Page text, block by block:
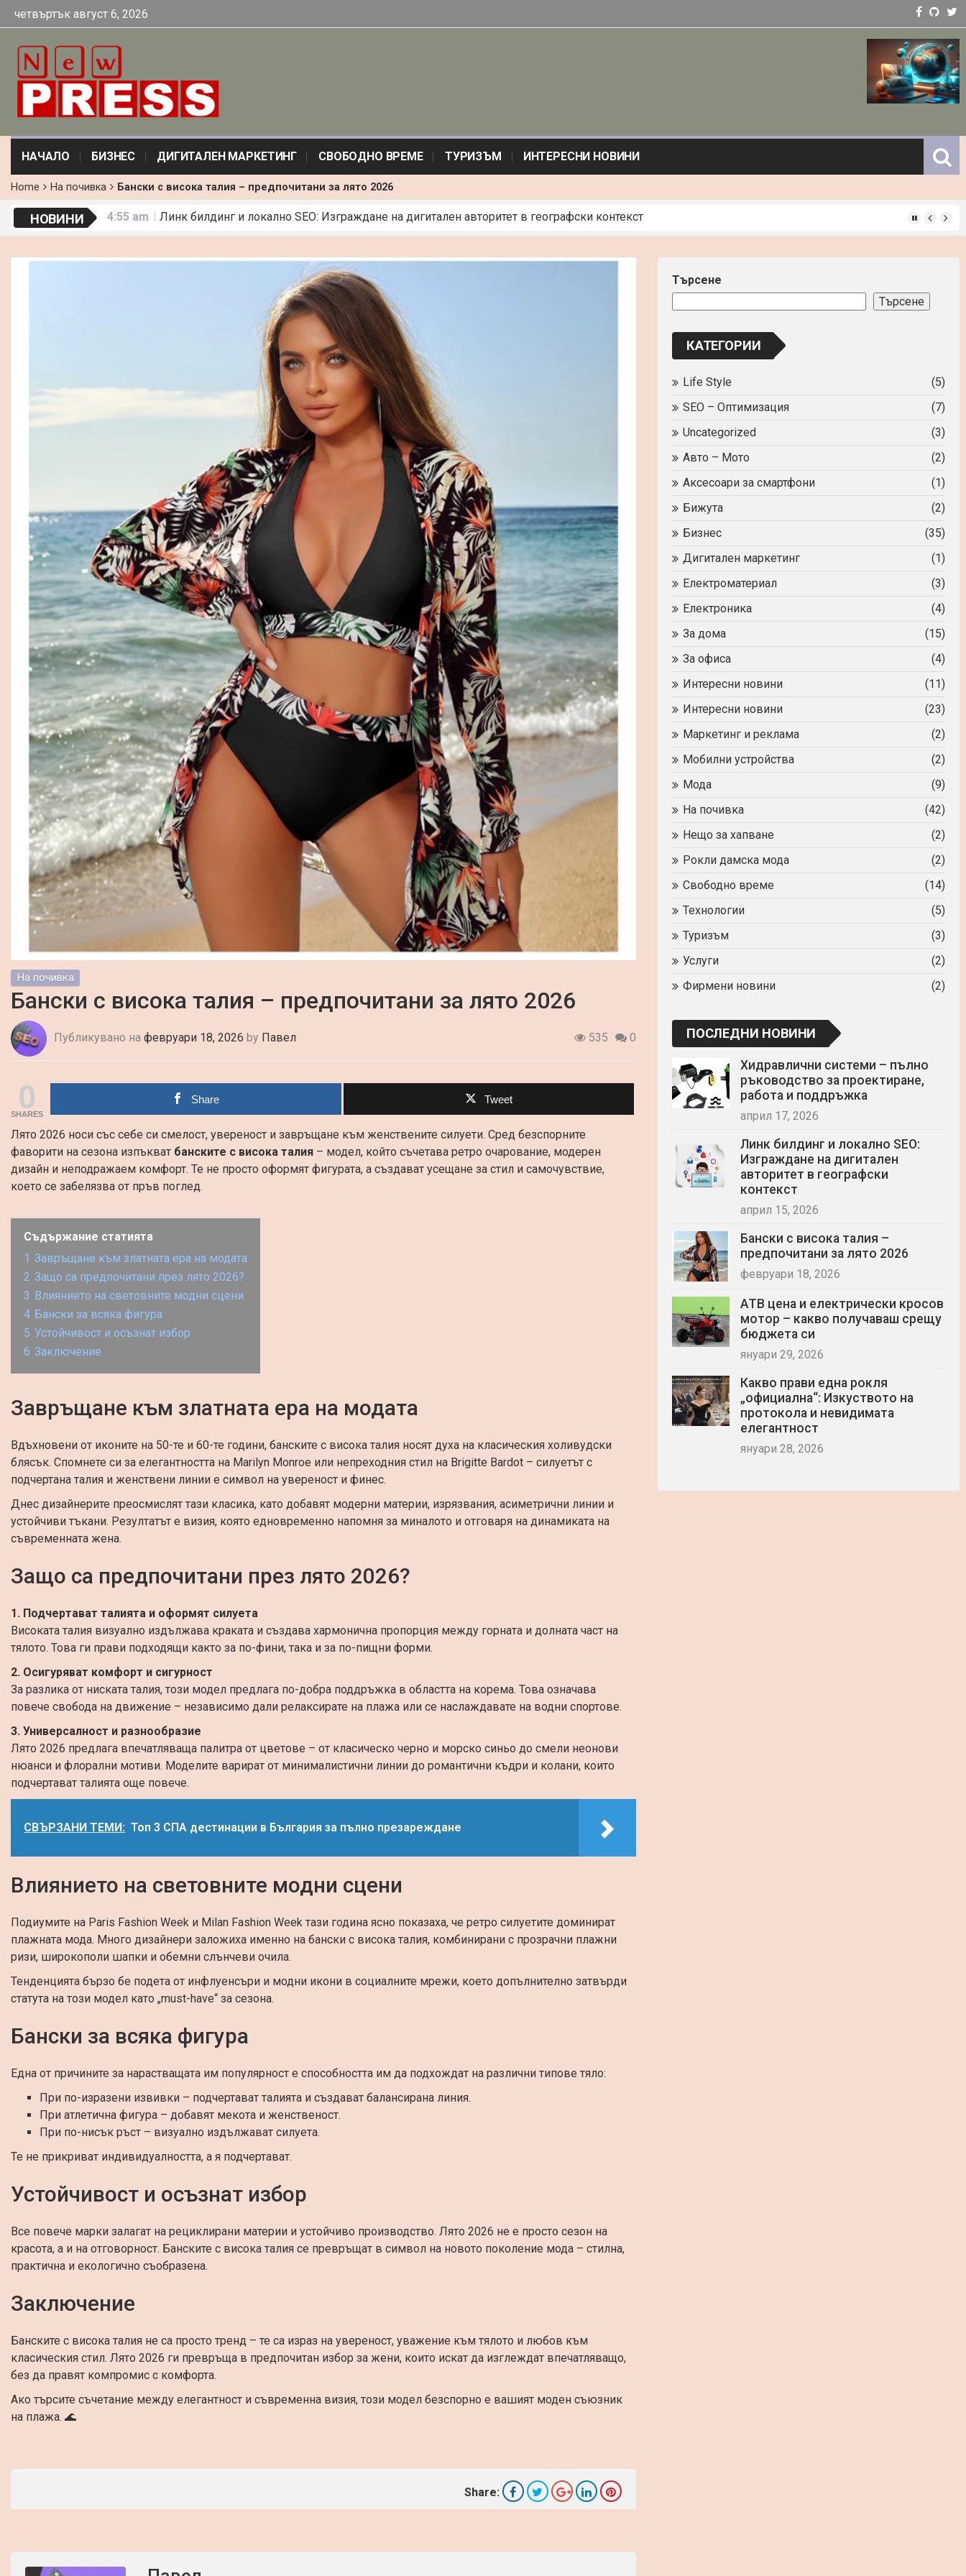
четвъртък август 6, 2026
НАЧАЛО БИЗНЕС ДИГИТАЛЕН МАРКЕТИНГ СВОБОДНО ВРЕМЕ ТУРИЗЪМ ИНТЕРЕСНИ НОВИНИ
Home На почивка Бански с висока талия – предпочитани за лято 2026
НОВИНИ 4:55 am
Линк билдинг и локално SEO: Изграждане на дигитален авторитет в географски контекст
10:01 am
Какво прави една рокля „официална“: Изкуството на протокола и невидимата елегантност
По-малко искри, повече резултат: електрожени и телоподаващи в реалния живот
Какви съдове са подходящи за индукционен плот: Пълно ръководство
42 Идеи за Пасивен Доход
Погребални обреди по света и България: Траурна агенция град Пазарджик
Дигитална Трансформация на Услугите: Гласуване, Регистрация или Резервации Чрез Блокчейн?
Хидравлични системи – пълно ръководство за проектиране, работа и поддръжка
На почивка
Бански с висока талия – предпочитани за лято 2026
Публикувано на февруари 18, 2026 by Павел 535 0
0
SHARES
Share Tweet
Лято 2026 носи със себе си смелост, увереност и завръщане към женствените силуети. Сред безспорните
фаворити на сезона изпъкват банските с висока талия – модел, който съчетава ретро очарование, модерен
дизайн и неподражаем комфорт. Те не просто оформят фигурата, а създават усещане за стил и самочувствие,
което се забелязва от пръв поглед.
Съдържание статията
1 Завръщане към златната ера на модата
2 Защо са предпочитани през лято 2026?
3 Влиянието на световните модни сцени
4 Бански за всяка фигура
5 Устойчивост и осъзнат избор
6 Заключение
Завръщане към златната ера на модата
Вдъхновени от иконите на 50-те и 60-те години, банските с висока талия носят духа на класическия холивудски
блясък. Спомнете си за елегантността на Marilyn Monroe или непреходния стил на Brigitte Bardot – силуетът с
подчертана талия и женствени линии е символ на увереност и финес.
Днес дизайнерите преосмислят тази класика, като добавят модерни материи, изрязвания, асиметрични линии и
устойчиви тъкани. Резултатът е визия, която едновременно напомня за миналото и отговаря на динамиката на
съвременната жена.
Защо са предпочитани през лято 2026?
1. Подчертават талията и оформят силуета
Високата талия визуално издължава краката и създава хармонична пропорция между горната и долната част на
тялото. Това ги прави подходящи както за по-фини, така и за по-пищни форми.
2. Осигуряват комфорт и сигурност
За разлика от ниската талия, този модел предлага по-добра поддръжка в областта на корема. Това означава
повече свобода на движение – независимо дали релаксирате на плажа или се наслаждавате на водни спортове.
3. Универсалност и разнообразие
Лято 2026 предлага впечатляваща палитра от цветове – от класическо черно и морско синьо до смели неонови
нюанси и флорални мотиви. Моделите варират от минималистични линии до романтични къдри и колани, които
подчертават талията още повече.
СВЪРЗАНИ ТЕМИ: Топ 3 СПА дестинации в България за пълно презареждане
Влиянието на световните модни сцени
Подиумите на Paris Fashion Week и Milan Fashion Week тази година ясно показаха, че ретро силуетите доминират
плажната мода. Много дизайнери заложиха именно на бански с висока талия, комбинирани с прозрачни плажни
ризи, широкополи шапки и обемни слънчеви очила.
Тенденцията бързо бе подета от инфлуенсъри и модни икони в социалните мрежи, което допълнително затвърди
статута на този модел като „must-have“ за сезона.
Бански за всяка фигура
Една от причините за нарастващата им популярност е способността им да подхождат на различни типове тяло:
При по-изразени извивки – подчертават талията и създават балансирана линия.
При атлетична фигура – добавят мекота и женственост.
При по-нисък ръст – визуално издължават силуета.
Те не прикриват индивидуалността, а я подчертават.
Устойчивост и осъзнат избор
Все повече марки залагат на рециклирани материи и устойчиво производство. Лято 2026 не е просто сезон на
красота, а и на отговорност. Банските с висока талия се превръщат в символ на новото поколение мода – стилна,
практична и екологично съобразена.
Заключение
Банските с висока талия не са просто тренд – те са израз на увереност, уважение към тялото и любов към
класическия стил. Лято 2026 ги превръща в предпочитан избор за жени, които искат да изглеждат впечатляващо,
без да правят компромис с комфорта.
Ако търсите съчетание между елегантност и съвременна визия, този модел безспорно е вашият моден съюзник
на плажа. 🌊
Share:
Търсене
Търсене
КАТЕГОРИИ
Life Style
(5)
SEO – Оптимизация
(7)
Uncategorized
(3)
Авто – Мото
(2)
Аксесоари за смартфони
(1)
Бижута
(2)
Бизнес
(35)
Дигитален маркетинг
(1)
Електроматериал
(3)
Електроника
(4)
За дома
(15)
За офиса
(4)
Интересни новини
(11)
Интересни новини
(23)
Маркетинг и реклама
(2)
Мобилни устройства
(2)
Мода
(9)
На почивка
(42)
Нещо за хапване
(2)
Рокли дамска мода
(2)
Свободно време
(14)
Технологии
(5)
Туризъм
(3)
Услуги
(2)
Фирмени новини
(2)
ПОСЛЕДНИ НОВИНИ
Хидравлични системи – пълно
ръководство за проектиране,
работа и поддръжка
април 17, 2026
Линк билдинг и локално SEO:
Изграждане на дигитален
авторитет в географски
контекст
април 15, 2026
Бански с висока талия –
предпочитани за лято 2026
февруари 18, 2026
АТВ цена и електрически кросов
мотор – какво получаваш срещу
бюджета си
януари 29, 2026
Какво прави една рокля
„официална“: Изкуството на
протокола и невидимата
елегантност
януари 28, 2026